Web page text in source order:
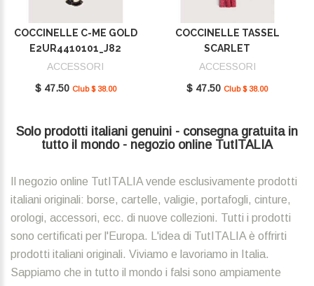
COCCINELLE C-ME GOLD
E2UR4410101_J82
ACCESSORI
$ 47.50 Club $ 38.00
COCCINELLE TASSEL
SCARLET
E2MU0410101_R02
ACCESSORI
$ 47.50 Club $ 38.00
Solo prodotti italiani genuini - consegna gratuita in
tutto il mondo - negozio online TutITALIA
Il negozio online TutITALIA vende esclusivamente prodotti
italiani originali: borse, cartelle, valigie, portafogli, cinture,
orologi, accessori, ecc. di nuove collezioni. Tutti i prodotti
sono certificati per l'Europa. L'idea di TutITALIA è offrirti
prodotti italiani originali. Viviamo e lavoriamo in Italia.
Sappiamo che in tutto il mondo i falsi sono ampiamente